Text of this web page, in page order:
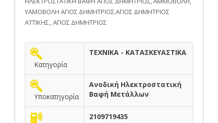
ΥΑΜΟΒΟΛΗ ΑΓΙΟΣ ΔΗΜΗΤΡΙΟΣ.ΑΓΙΟΣ ΔΗΜΗΤΡΙΟΣ
ΑΤΤΙΚΗΣ., ΑΓΙΟΣ ΔΗΜΗΤΡΙΟΣ
Κατηγορία
ΤΕΧΝΙΚΑ - ΚΑΤΑΣΚΕΥΑΣΤΙΚΑ
Υποκατηγορία
Ανοδική Ηλεκτροστατική
Βαφή Μετάλλων
2109719435